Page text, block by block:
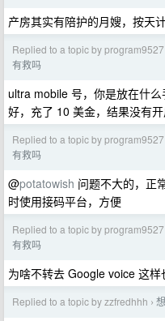
产房其实有陪护的月嫂，按天
Replied to a topic by program9527
有救吗
ultra mobile 号，你是放在什
好，充了 10 美金，结果没有
Replied to a topic by program9527
有救吗
@potatowish 问题不大的，正
时使用接码平台，方便
Replied to a topic by program9527
有救吗
为啥不转去 Google voice 这
Replied to a topic by zzfredhhh ›